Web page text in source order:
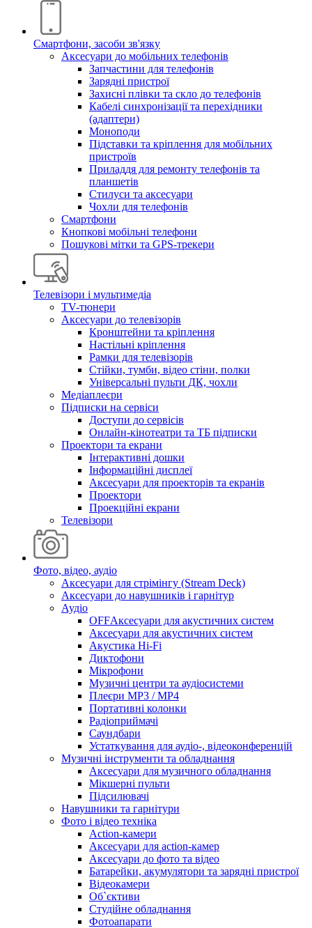
Смартфони, засоби зв'язку
Аксесуари до мобільних телефонів
Запчастини для телефонів
Зарядні пристрої
Захисні плівки та скло до телефонів
Кабелі синхронізації та перехідники
(адаптери)
Моноподи
Підставки та кріплення для мобільних
пристроїв
Приладдя для ремонту телефонів та
планшетів
Стилуси та аксесуари
Чохли для телефонів
Смартфони
Кнопкові мобільні телефони
Пошукові мітки та GPS-трекери
Телевізори і мультимедіа
TV-тюнери
Аксесуари до телевізорів
Кронштейни та кріплення
Настільні кріплення
Рамки для телевізорів
Стійки, тумби, відео стіни, полки
Універсальні пульти ДК, чохли
Медіаплеєри
Підписки на сервіси
Доступи до сервісів
Онлайн-кінотеатри та ТБ підписки
Проектори та екрани
Інтерактивні дошки
Інформаційні дисплеї
Аксесуари для проекторів та екранів
Проектори
Проекційні екрани
Телевізори
Фото, відео, аудіо
Аксесуари для стрімінгу (Stream Deck)
Аксесуари до навушників і гарнітур
Аудіо
OFFАксесуари для акустичних систем
Аксесуари для акустичних систем
Акустика Hi-Fi
Диктофони
Мікрофони
Музичні центри та аудіосистеми
Плеєри MP3 / MP4
Портативні колонки
Радіоприймачі
Саундбари
Устаткування для аудіо-, відеоконференцій
Музичні інструменти та обладнання
Аксесуари для музичного обладнання
Мікшерні пульти
Підсилювачі
Навушники та гарнітури
Фото і відео техніка
Action-камери
Аксесуари для action-камер
Аксесуари до фото та відео
Батарейки, акумулятори та зарядні пристрої
Відеокамери
Об`єктиви
Студійне обладнання
Фотоапарати